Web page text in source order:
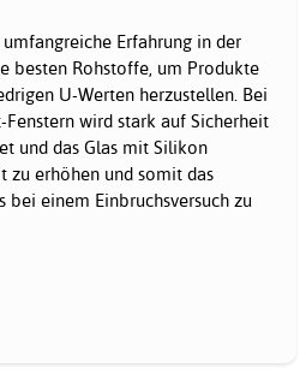
Erfahrung in der
besten Rohstoffe, um Produkte
U-Werten herzustellen. Bei
wird stark auf Sicherheit
und das Glas mit Silikon
zu erhöhen und somit das
bei einem Einbruchsversuch zu